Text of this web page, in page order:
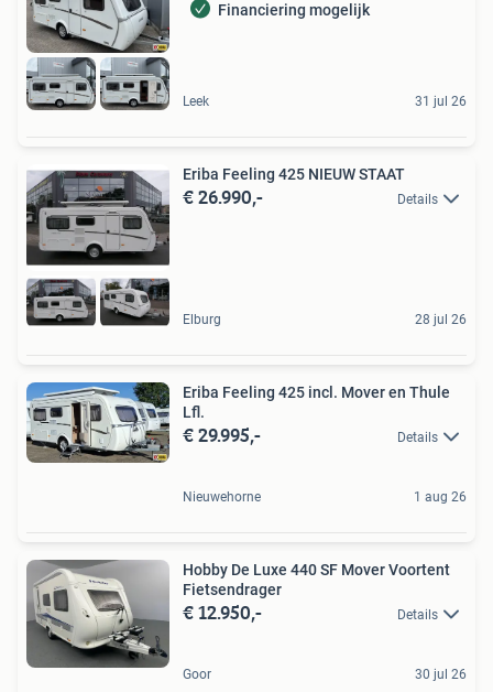
Financiering mogelijk
Leek 31 jul 26
Eriba Feeling 425 NIEUW STAAT
€ 26.990,- Details
Elburg 28 jul 26
Eriba Feeling 425 incl. Mover en Thule
Lfl.
€ 29.995,- Details
Nieuwehorne 1 aug 26
Hobby De Luxe 440 SF Mover Voortent
Fietsendrager
€ 12.950,- Details
Goor 30 jul 26